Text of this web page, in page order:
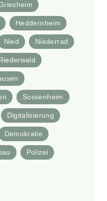
Heddernheim
Nied Niederrad
Sossenheim
Digitalisierung
Demokratie
Polizei